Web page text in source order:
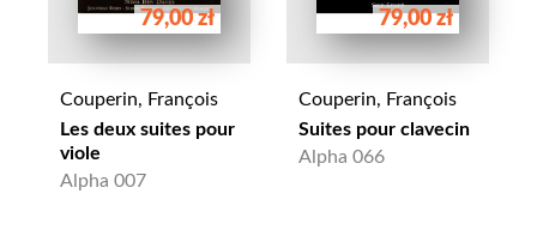
79,00 zł
Couperin, François
Les deux suites pour
viole
Alpha 007
79,00 zł
Couperin, François
Suites pour clavecin
Alpha 066